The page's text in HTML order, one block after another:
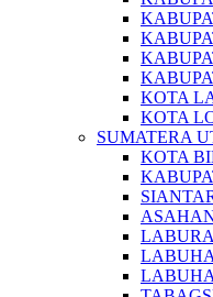
KOTA
KOTA
SUMATERA
KOTA
LABURA